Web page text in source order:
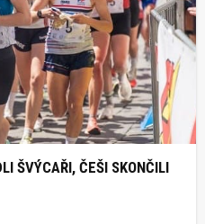
ŠVÝCAŘI, ČEŠI SKONČILI